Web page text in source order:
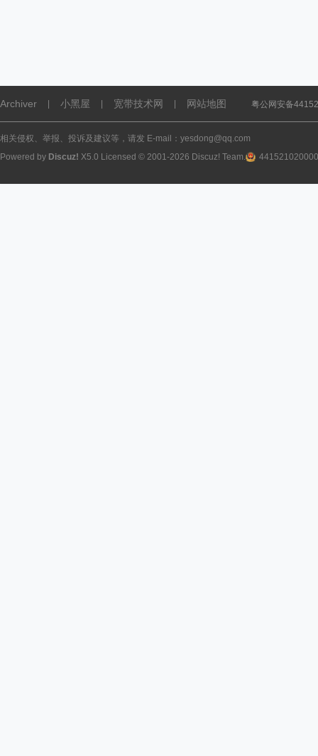
Archiver 小黑屋 宽带技术网 网站地图 粤公网安备
相关侵权、举报、投诉及建议等，请发 E-mail：yesdong@qq.com
Powered by Discuz! X5.0 Licensed © 2001-2026 Discuz! Team.